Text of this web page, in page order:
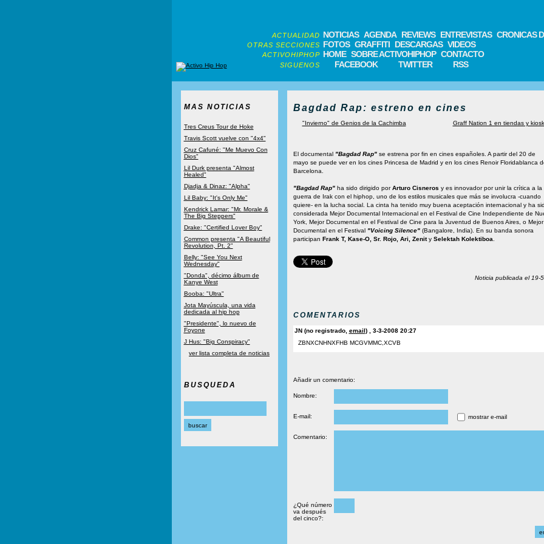
ACTUALIDAD NOTICIAS AGENDA REVIEWS ENTREVISTAS CRONICAS
OTRAS SECCIONES FOTOS GRAFFITI DESCARGAS VIDEOS
ACTIVOHIPHOP HOME SOBRE ACTIVOHIPHOP CONTACTO
SIGUENOS FACEBOOK TWITTER RSS
MAS NOTICIAS
Tres Creus Tour de Hoke
Travis Scott vuelve con "4x4"
Cruz Cafuné: "Me Muevo Con
Dios"
Lil Durk presenta "Almost
Healed"
Djadja & Dinaz: "Alpha"
Lil Baby: "It's Only Me"
Kendrick Lamar: "Mr. Morale &
The Big Steppers"
Drake: "Certified Lover Boy"
Common presenta "A Beautiful
Revolution, Pt. 2"
Belly: "See You Next
Wednesday"
"Donda", décimo álbum de
Kanye West
Booba: "Ultra"
Jota Mayúscula, una vida
dedicada al hip hop
"Presidente", lo nuevo de
Foyone
J Hus: "Big Conspiracy"
ver lista completa de noticias
BUSQUEDA
Bagdad Rap: estreno en cines
"Invierno" de Genios de la Cachimba Graff Nation 1 en tiendas y
El documental "Bagdad Rap"se estrena por fin en cines españoles. A partir del 20 de
mayo se puede ver en los cines Princesa de Madrid y en los cines Renoir Floridablanca
Barcelona.
"Bagdad Rap"ha sido dirigido porArturo Cisneros y es innovador por unir la crítica a la
guerra de Irak con el hiphop, uno de los estilos musicales que más se involucra -cuando
quiere- en la lucha social. La cinta ha tenido muy buena aceptación internacional y ha
considerada Mejor Documental Internacional en el Festival de Cine Independiente de
York, Mejor Documental en el Festival de Cine para la Juventud de Buenos Aires, o Mejor
Documental en el Festival "Voicing Silence"(Bangalore, India). En su banda sonora
participan Frank T, Kase-O, Sr. Rojo, Ari, Zenity Selektah Kolektiboa
Noticia publicada el 19-
COMENTARIOS
JN (no registrado, email) , 3-3-2008 20:27
ZBNXCNHNXFHB MCGVMMC,XCVB
Añadir un comentario:
Nombre:
E-mail: mostrar e-mail
Comentario:
¿Qué número
va después
del cinco?: